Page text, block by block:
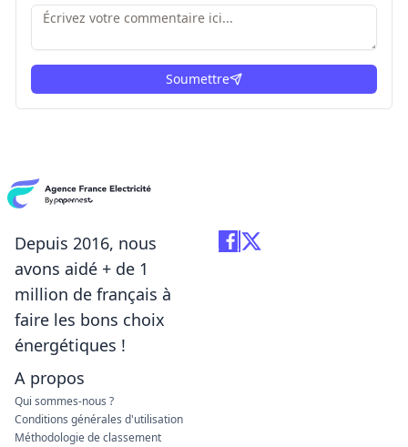
Soumettre
Depuis 2016, nous
avons aidé + de 1
million de français à
faire les bons choix
énergétiques !
A propos
Qui sommes-nous ?
Conditions générales d'utilisation
Méthodologie de classement